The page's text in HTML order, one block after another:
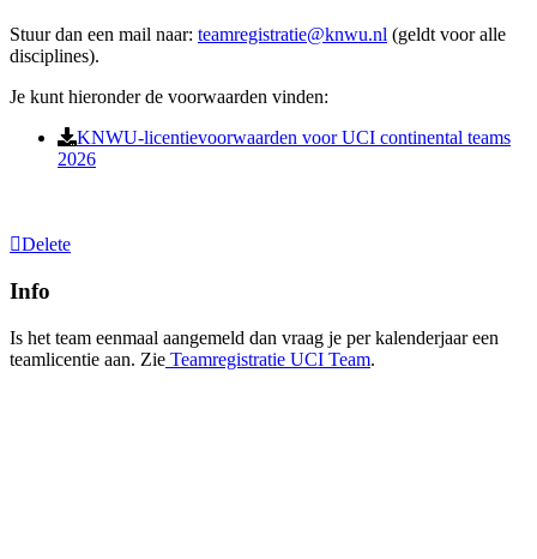
Stuur dan een mail naar: teamregistratie@knwu.nl (geldt voor alle
disciplines).
Je kunt hieronder de voorwaarden vinden:
KNWU-licentievoorwaarden voor UCI continental teams
2026
Delete
Info
Is het team eenmaal aangemeld dan vraag je per kalenderjaar een
teamlicentie aan. Zie Teamregistratie UCI Team‍.